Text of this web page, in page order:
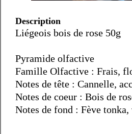
Description
Liégeois bois de rose 50g
Pyramide olfactive
Famille Olfactive : Frais,
Notes de tête : Cannelle,
Notes de coeur : Bois de
Notes de fond : Fève